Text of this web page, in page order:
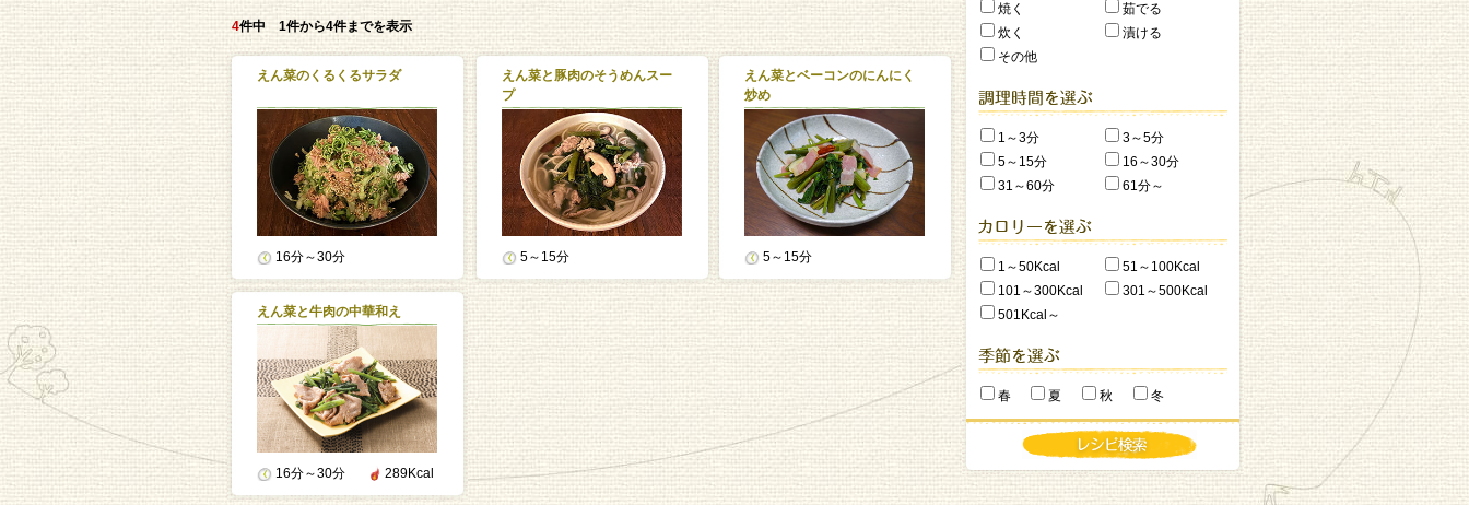
4件中 1件から4件までを表示
えん菜のくるくるサラダ
16分～30分
えん菜と豚肉のそうめんスー
プ
5～15分
えん菜とベーコンのにんにく
炒め
5～15分
えん菜と牛肉の中華和え
16分～30分 289Kcal
焼く
茹でる
炊く
漬ける
その他
1～3分
3～5分
5～15分
16～30分
31～60分
61分～
1～50Kcal
51～100Kcal
101～300Kcal
301～500Kcal
501Kcal～
春 夏 秋 冬